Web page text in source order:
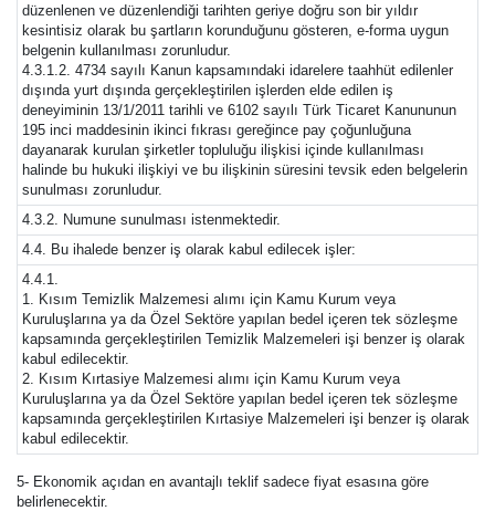
düzenlenen ve düzenlendiği tarihten geriye doğru son bir yıldır
kesintisiz olarak bu şartların korunduğunu gösteren, e-forma uygun
belgenin kullanılması zorunludur.
4.3.1.2. 4734 sayılı Kanun kapsamındaki idarelere taahhüt edilenler
dışında yurt dışında gerçekleştirilen işlerden elde edilen iş
deneyiminin 13/1/2011 tarihli ve 6102 sayılı Türk Ticaret Kanununun
195 inci maddesinin ikinci fıkrası gereğince pay çoğunluğuna
dayanarak kurulan şirketler topluluğu ilişkisi içinde kullanılması
halinde bu hukuki ilişkiyi ve bu ilişkinin süresini tevsik eden belgelerin
sunulması zorunludur.
4.3.2. Numune sunulması istenmektedir.
4.4. Bu ihalede benzer iş olarak kabul edilecek işler:
4.4.1.
1. Kısım Temizlik Malzemesi alımı için Kamu Kurum veya
Kuruluşlarına ya da Özel Sektöre yapılan bedel içeren tek sözleşme
kapsamında gerçekleştirilen Temizlik Malzemeleri işi benzer iş olarak
kabul edilecektir.
2. Kısım Kırtasiye Malzemesi alımı için Kamu Kurum veya
Kuruluşlarına ya da Özel Sektöre yapılan bedel içeren tek sözleşme
kapsamında gerçekleştirilen Kırtasiye Malzemeleri işi benzer iş olarak
kabul edilecektir.
5- Ekonomik açıdan en avantajlı teklif sadece fiyat esasına göre
belirlenecektir.